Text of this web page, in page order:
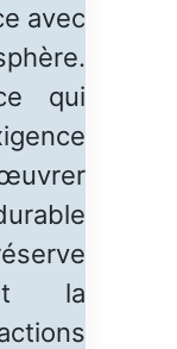
avec
qui
et la